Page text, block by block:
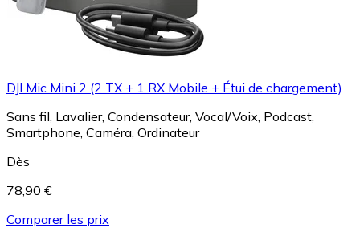
DJI Mic Mini 2 (2 TX + 1 RX Mobile + Étui de chargement)
Sans fil, Lavalier, Condensateur, Vocal/Voix, Podcast,
Smartphone, Caméra, Ordinateur
Dès
78,90 €
Comparer les prix